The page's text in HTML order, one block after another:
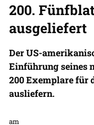
200.
ausgeliefert
Der US-
Einführung seines
200 Exemplare für
ausliefern.
am